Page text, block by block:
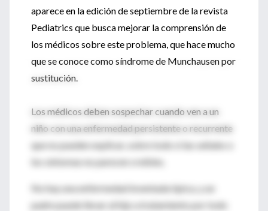
aparece en la edición de septiembre de la revista
Pediatrics que busca mejorar la comprensión de
los médicos sobre este problema, que hace mucho
que se conoce como síndrome de Munchausen por
sustitución.
Los médicos deben sospechar cuando ven a un
niño con una enfermedad persistente o recurrente
que no pueden explicar, sobre todo si las señales o
los síntomas no parecen creíbles.
No hay una enfermedad inventada típica, y un
padre puede llevar al hijo a tratamiento por todo